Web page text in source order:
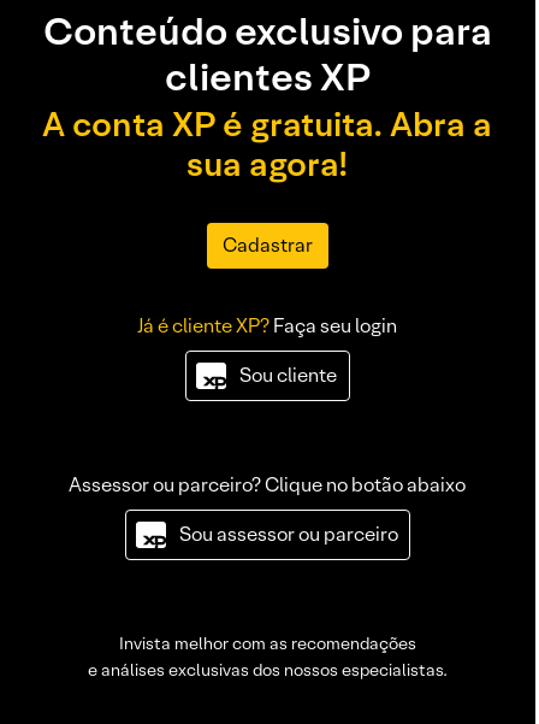
Conteúdo exclusivo para
clientes XP
A conta XP é gratuita. Abra a
sua agora!
Cadastrar
Já é cliente XP?Faça seu login
Sou cliente
Assessor ou parceiro? Clique no botão abaixo
Sou assessor ou parceiro
Invista melhor com as recomendações
e análises exclusivas dos nossos especialistas.